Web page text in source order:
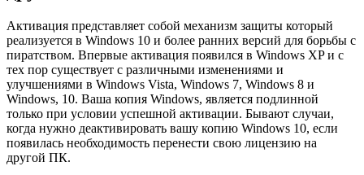
Активация представляет собой механизм защиты который
реализуется в Windows 10 и более ранних версий для борьбы с
пиратством. Впервые активация появился в Windows XP и с
тех пор существует с различными изменениями и
улучшениями в Windows Vista, Windows 7, Windows 8 и
Windows, 10. Ваша копия Windows, является подлинной
только при условии успешной активации. Бывают случаи,
когда нужно деактивировать вашу копию Windows 10, если
появилась необходимость перенести свою лицензию на
другой ПК.